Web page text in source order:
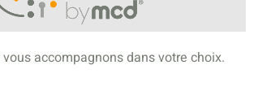
accompagnons dans votre choix.